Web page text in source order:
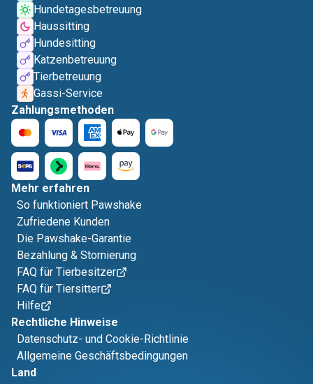
Hundetagesbetreuung
Haussitting
Hundesitting
Katzenbetreuung
Tierbetreuung
Gassi-Service
Zahlungsmethoden
Mehr erfahren
So funktioniert Pawshake
Zufriedene Kunden
Die Pawshake-Garantie
Bezahlung & Stornierung
FAQ für Tierbesitzer
FAQ für Tiersitter
Hilfe
Rechtliche Hinweise
Datenschutz- und Cookie-Richtlinie
Allgemeine Geschäftsbedingungen
Land